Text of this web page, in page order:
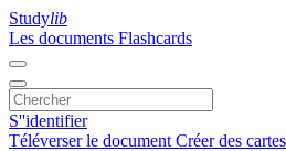
Studylib
Les documents Flashcards
S''identifier
Téléverser le document Créer des